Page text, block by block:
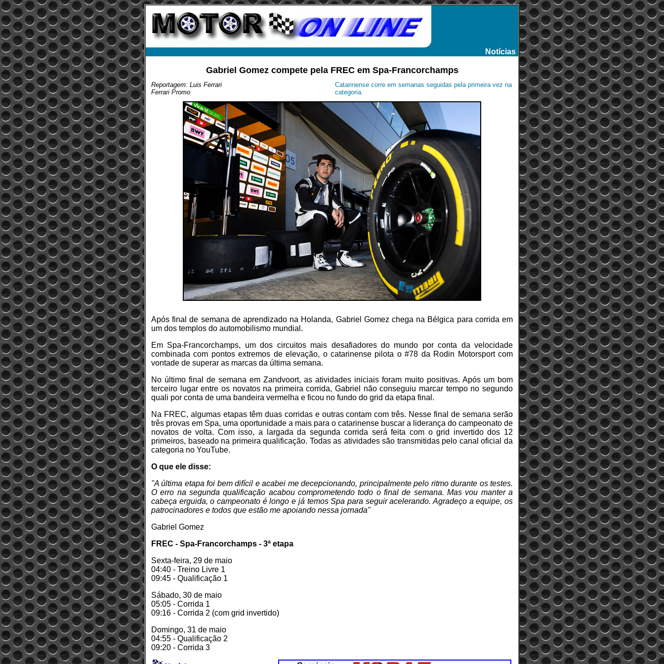
Notícias
Gabriel Gomez compete pela FREC em Spa-Francorchamps
Reportagem: Luis Ferrari
Ferrari Promo
Catarinense corre em semanas seguidas pela primeira vez na
categoria.
Após final de semana de aprendizado na Holanda, Gabriel Gomez chega na Bélgica para corrida em
um dos templos do automobilismo mundial.
Em Spa-Francorchamps, um dos circuitos mais desafiadores do mundo por conta da velocidade
combinada com pontos extremos de elevação, o catarinense pilota o #78 da Rodin Motorsport com
vontade de superar as marcas da última semana.
No último final de semana em Zandvoort, as atividades iniciais foram muito positivas. Após um bom
terceiro lugar entre os novatos na primeira corrida, Gabriel não conseguiu marcar tempo no segundo
quali por conta de uma bandeira vermelha e ficou no fundo do grid da etapa final.
Na FREC, algumas etapas têm duas corridas e outras contam com três. Nesse final de semana serão
três provas em Spa, uma oportunidade a mais para o catarinense buscar a liderança do campeonato de
novatos de volta. Com isso, a largada da segunda corrida será feita com o grid invertido dos 12
primeiros, baseado na primeira qualificação. Todas as atividades são transmitidas pelo canal oficial da
categoria no YouTube.
O que ele disse:
"A última etapa foi bem difícil e acabei me decepcionando, principalmente pelo ritmo durante os testes.
O erro na segunda qualificação acabou comprometendo todo o final de semana. Mas vou manter a
cabeça erguida, o campeonato é longo e já temos Spa para seguir acelerando. Agradeço a equipe, os
patrocinadores e todos que estão me apoiando nessa jornada"
Gabriel Gomez
FREC - Spa-Francorchamps - 3ª etapa
Sexta-feira, 29 de maio
04:40 - Treino Livre 1
09:45 - Qualificação 1
Sábado, 30 de maio
05:05 - Corrida 1
09:16 - Corrida 2 (com grid invertido)
Domingo, 31 de maio
04:55 - Qualificação 2
09:20 - Corrida 3